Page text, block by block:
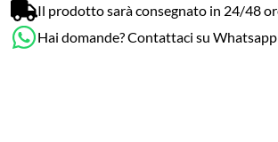
Il prodotto sarà consegnato in 24/48
Hai domande? Contattaci su